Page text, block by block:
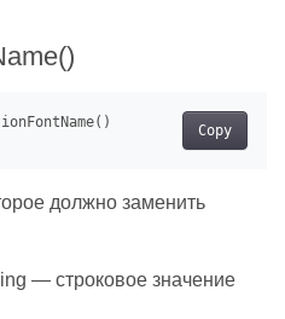
Copy
должно заменить
— строковое значение